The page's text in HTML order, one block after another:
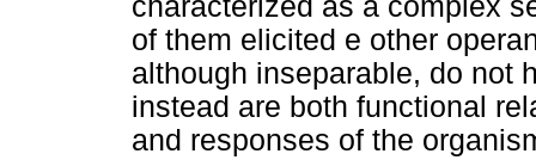
of them elicited e other
although inseparable, do not
instead are both functional
and responses of the